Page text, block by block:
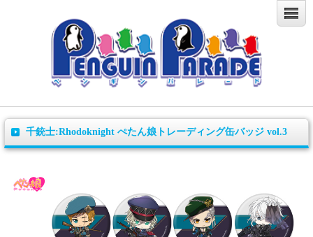
千銃士:Rhodoknight ぺたん娘トレーディング缶バッジ vol.3